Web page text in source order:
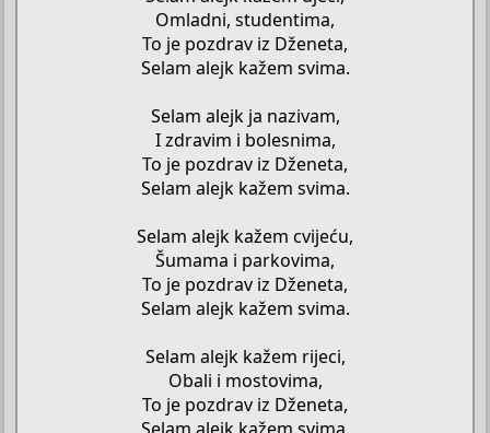
Omladni, studentima,
To je pozdrav iz Dženeta,
Selam alejk kažem svima.
Selam alejk ja nazivam,
I zdravim i bolesnima,
To je pozdrav iz Dženeta,
Selam alejk kažem svima.
Selam alejk kažem cvijeću,
Šumama i parkovima,
To je pozdrav iz Dženeta,
Selam alejk kažem svima.
Selam alejk kažem rijeci,
Obali i mostovima,
To je pozdrav iz Dženeta,